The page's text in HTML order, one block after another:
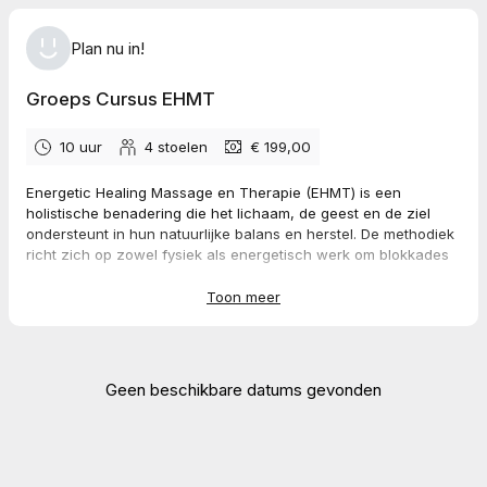
Plan nu in!
Groeps Cursus EHMT
10 uur 4 stoelen € 199,00
Energetic Healing Massage en Therapie (EHMT) is een
holistische benadering die het lichaam, de geest en de ziel
ondersteunt in hun natuurlijke balans en herstel. De methodiek
richt zich op zowel fysiek als energetisch werk om blokkades
Toon meer
Geen beschikbare datums gevonden